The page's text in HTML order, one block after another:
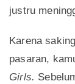
justru
Karena
pasaran,
Girls.